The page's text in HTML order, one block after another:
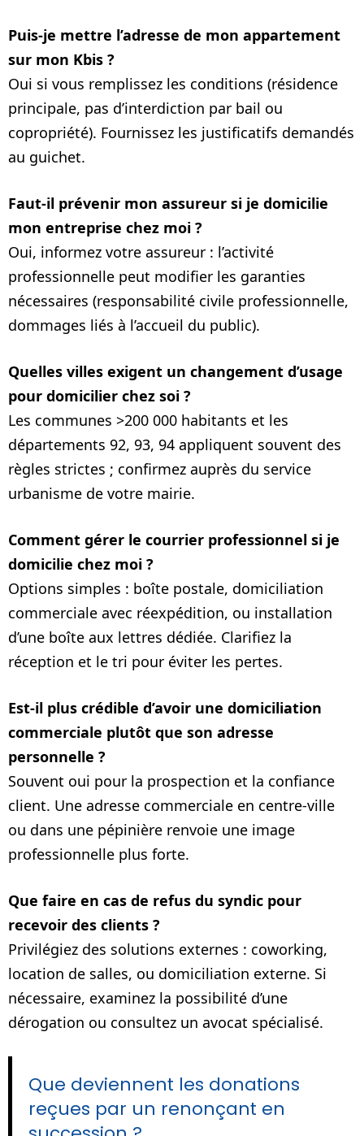
Puis-je mettre l’adresse de mon appartement
sur mon Kbis ?
Oui si vous remplissez les conditions (résidence
principale, pas d’interdiction par bail ou
copropriété). Fournissez les justificatifs demandés
au guichet.
Faut‑il prévenir mon assureur si je domicilie
mon entreprise chez moi ?
Oui, informez votre assureur : l’activité
professionnelle peut modifier les garanties
nécessaires (responsabilité civile professionnelle,
dommages liés à l’accueil du public).
Quelles villes exigent un changement d’usage
pour domicilier chez soi ?
Les communes >200 000 habitants et les
départements 92, 93, 94 appliquent souvent des
règles strictes ; confirmez auprès du service
urbanisme de votre mairie.
Comment gérer le courrier professionnel si je
domicilie chez moi ?
Options simples : boîte postale, domiciliation
commerciale avec réexpédition, ou installation
d’une boîte aux lettres dédiée. Clarifiez la
réception et le tri pour éviter les pertes.
Est‑il plus crédible d’avoir une domiciliation
commerciale plutôt que son adresse
personnelle ?
Souvent oui pour la prospection et la confiance
client. Une adresse commerciale en centre‑ville
ou dans une pépinière renvoie une image
professionnelle plus forte.
Que faire en cas de refus du syndic pour
recevoir des clients ?
Privilégiez des solutions externes : coworking,
location de salles, ou domiciliation externe. Si
nécessaire, examinez la possibilité d’une
dérogation ou consultez un avocat spécialisé.
Que deviennent les donations
reçues par un renonçant en